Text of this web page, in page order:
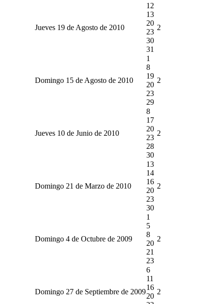
Jueves 19 de Agosto de 2010
12
13
20
23
30
31
2
Domingo 15 de Agosto de 2010
1
8
19
20
23
29
2
Jueves 10 de Junio de 2010
8
17
20
23
28
30
2
Domingo 21 de Marzo de 2010
13
14
16
20
23
30
2
Domingo 4 de Octubre de 2009
1
5
8
20
21
23
2
Domingo 27 de Septiembre de 2009
6
11
16
20
2